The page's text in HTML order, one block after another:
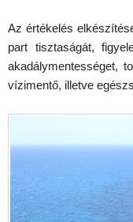
Az értékelés
part tisztaságát,
akadálymentességet,
vízimentő, illetve